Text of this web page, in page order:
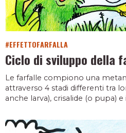
#EFFETTOFARFALLA
Ciclo di sviluppo della
Le farfalle compiono una
attraverso 4 stadi differenti tra
anche larva), crisalide (o pupa)